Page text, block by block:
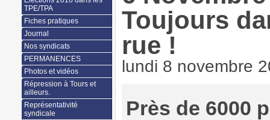
Toujours
rue !
lundi 8 novembre
Près de 6000
TPE/TPA
Fiches pratiques
Journal
Nos syndicats
PERMANENCES
Photos et vidéos
Répression à Tours et
ailleurs.
Représentativité
syndicale